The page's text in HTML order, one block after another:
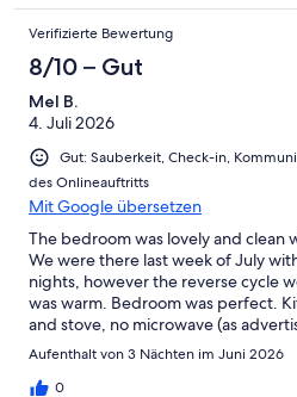
the bikes and buggies, asked for a
request, leaving him upset. This
property early to escape the
were also unsatisfactory. One
was infested with insects and
appeared unwashed. Two small
uncomfortable and unsuitable for
from the poor-quality bed and had
Showers were inadequate and the
so muddy after heavy rain that our
asked for a refund after leaving a
denied our request.While driving
Farmstay and decided to visit. It
experience warm, welcoming, and
us to feed animals like camels, play
horses. memorable visit showed us
stay
Verifizierte Bewertung
8/10 – Gut
Mel B.
4. Juli 2026
Gut: Sauberkeit, Check-in,
des Onlineauftritts
Mit Google übersetzen
The bedroom was lovely and clean
We were there last week of July
nights, however the reverse cycle
was warm. Bedroom was perfect.
and stove, no microwave (as
used a bit of a wipe out, but
not comfortable for sitting, which
Aufenthalt von 3 Nächten im Juni 2026
0